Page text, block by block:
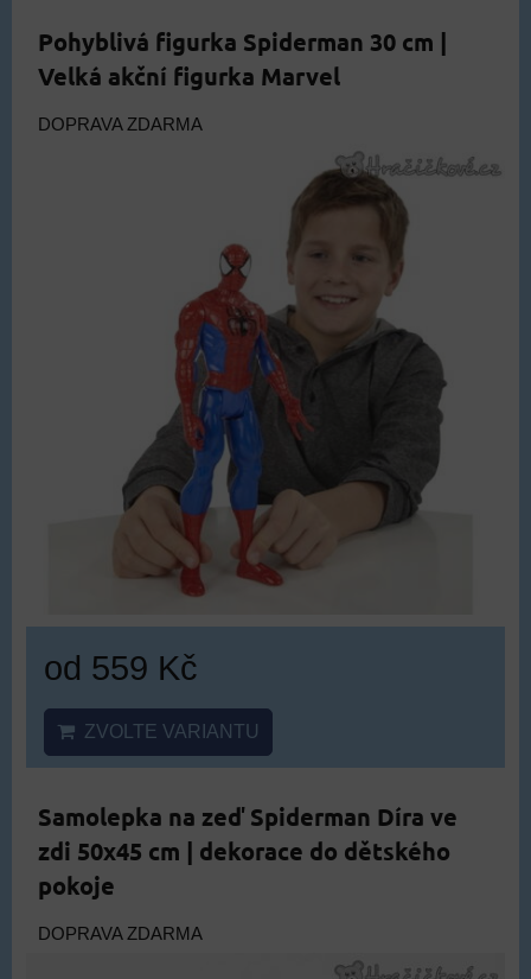
Pohyblivá figurka Spiderman 30 cm |
Velká akční figurka Marvel
DOPRAVA ZDARMA
od 559 Kč
ZVOLTE VARIANTU
Samolepka na zeď Spiderman Díra ve
zdi 50x45 cm | dekorace do dětského
pokoje
DOPRAVA ZDARMA